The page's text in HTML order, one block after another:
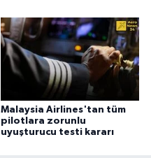
Malaysia Airlines'tan tüm
pilotlara zorunlu
uyuşturucu testi kararı